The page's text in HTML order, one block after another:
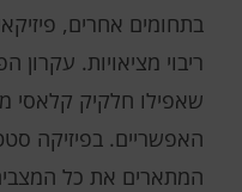
בתחומים אחרים,
ריבוי מציאויות.
שאפילו חלקיק קלאסי
האפשריים. בפיזיקה
המתארים את כל